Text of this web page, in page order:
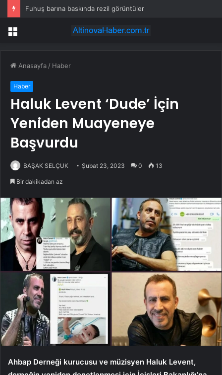
Fuhuş barına baskında rezil görüntüler
Menü
Anasayfa / Haber
Haber
Haluk Levent ‘Dude’ İçin
Yeniden Muayeneye
Başvurdu
BAŞAK SELÇUK Şubat 23, 2023 0 13
Bir dakikadan az
Ahbap Derneği kurucusu ve müzisyen Haluk Levent,